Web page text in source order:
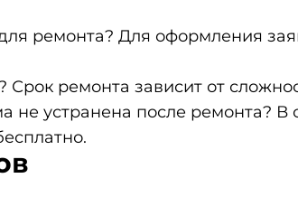
ремонта? Для оформления
Срок ремонта зависит от
не устранена после ремонта?